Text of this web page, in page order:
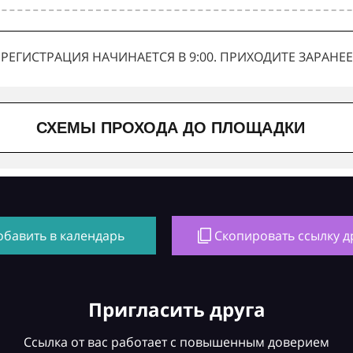
РЕГИСТРАЦИЯ НАЧИНАЕТСЯ В 9:00. ПРИХОДИТЕ ЗАРАНЕЕ
СХЕМЫ ПРОХОДА ДО ПЛОЩАДКИ
в календарь Скопировать ссылку
Пригласить друга
Ссылка от вас работает с повышенным доверием